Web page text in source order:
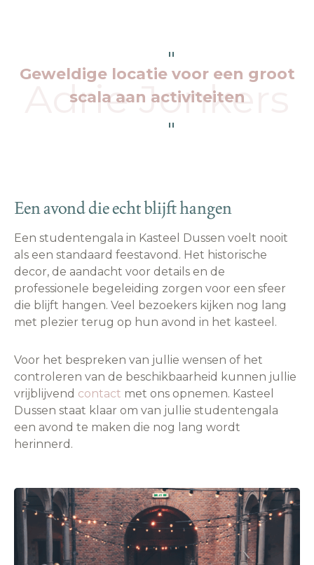
Adrie Jonkers
Geweldige locatie voor een groot
scala aan activiteiten
Een avond die echt blijft hangen
Een studentengala in Kasteel Dussen voelt nooit
als een standaard feestavond. Het historische
decor, de aandacht voor details en de
professionele begeleiding zorgen voor een sfeer
die blijft hangen. Veel bezoekers kijken nog lang
met plezier terug op hun avond in het kasteel.
Voor het bespreken van jullie wensen of het
controleren van de beschikbaarheid kunnen jullie
vrijblijvend contact met ons opnemen. Kasteel
Dussen staat klaar om van jullie studentengala
een avond te maken die nog lang wordt
herinnerd.